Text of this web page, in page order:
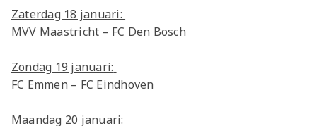
Zaterdag 18 januari:
MVV Maastricht – FC Den Bosch
Zondag 19 januari:
FC Emmen – FC Eindhoven
Maandag 20 januari: